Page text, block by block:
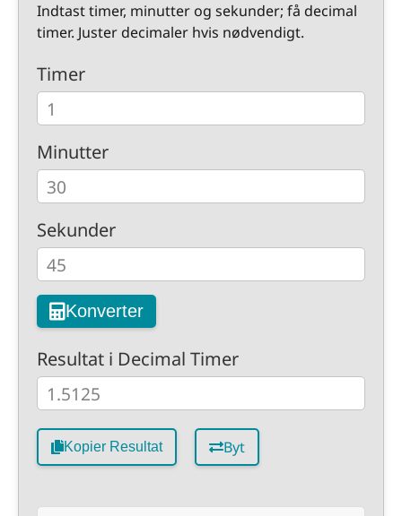
Indtast timer, minutter og sekunder; få decimal
timer. Juster decimaler hvis nødvendigt.
Timer
Minutter
Sekunder
Konverter
Resultat i Decimal Timer
Kopier Resultat Byt